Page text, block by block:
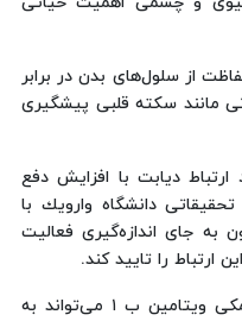
از سلول‌های بدن در برابر
مانند سكته قلبی پیشگیری
دیابت با افزایش دفع
دانشگاه وارویك با
به جای اندازه‌گیری فعالیت
ارتباط را تایید كند.
به گفته كارشناسان، مصرف منابع كمكی ویتامین ب ‪ ۱‬می‌تواند به